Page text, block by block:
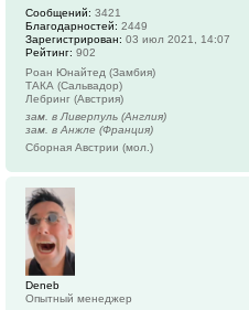
Сообщений: 3421
Благодарностей: 2449
Зарегистрирован: 03 июл 2021, 14:07
Рейтинг: 902
Роан Юнайтед (Замбия)
ТАКА (Сальвадор)
Лебринг (Австрия)
зам. в Ливерпуль (Англия)
зам. в Анжле (Франция)
Сборная Австрии (мол.)
Deneb
Опытный менеджер